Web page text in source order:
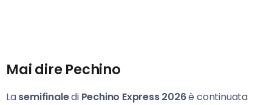
Mai dire Pechino
Lasemifinaledi Pechino Express 2026è continuata